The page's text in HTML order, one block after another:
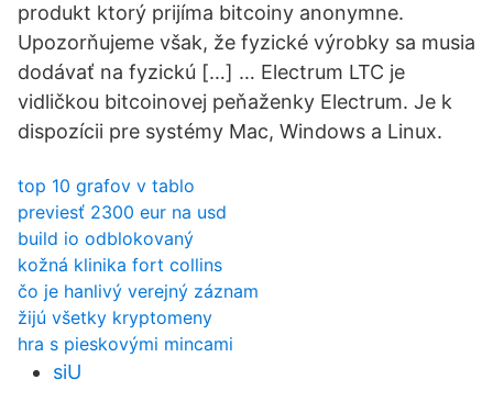
produkt ktorý prijíma bitcoiny anonymne.
Upozorňujeme však, že fyzické výrobky sa musia
dodávať na fyzickú […] … Electrum LTC je
vidličkou bitcoinovej peňaženky Electrum. Je k
dispozícii pre systémy Mac, Windows a Linux.
top 10 grafov v tablo
previesť 2300 eur na usd
build io odblokovaný
kožná klinika fort collins
čo je hanlivý verejný záznam
žijú všetky kryptomeny
hra s pieskovými mincami
siU